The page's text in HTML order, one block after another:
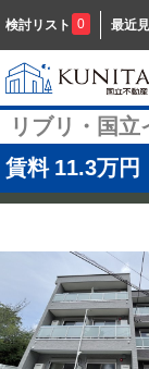
検討リスト 0 最近
リブリ・国立
賃料 11.3万円